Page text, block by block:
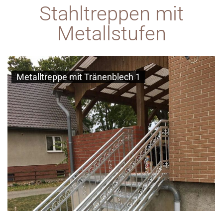
Stahltreppen mit
Metallstufen
Metalltreppe mit Tränenblech 1